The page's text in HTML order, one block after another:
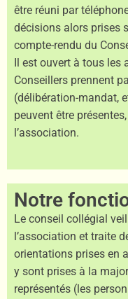
être réuni par
décisions alors prises
compte-rendu du
Il est ouvert à tous les
Conseillers prennent
(délibération-mandat,
peuvent être
l’association.
Notre
Le conseil collégial
l’association et traite
orientations prises en
y sont prises à la
représentés (les